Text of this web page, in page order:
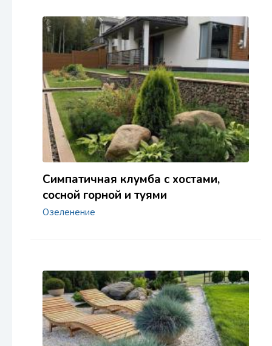
Симпатичная клумба с хостами,
сосной горной и туями
Озеленение